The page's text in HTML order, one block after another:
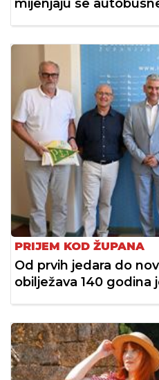
mijenjaju se
PRIJEM KOD ŽUPANA
Od prvih jedara do
obilježava 140 godina